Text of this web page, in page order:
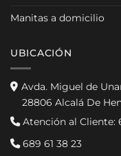
Manitas a domicilio
UBICACIÓN
Avda. Miguel de
28806 Alcalá De
Atención al Cliente:
689 61 38 23